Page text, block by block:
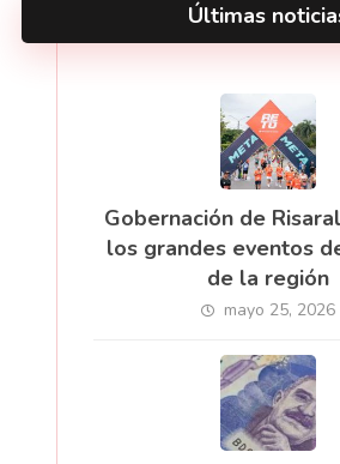
Últimas
Gobernación de
los grandes eventos
de la región
mayo 25, 2026